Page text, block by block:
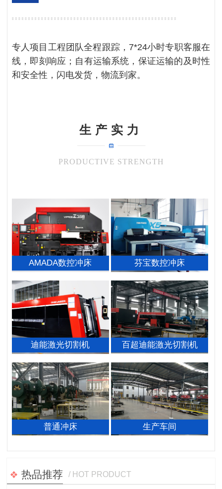
专人项目工程团队全程跟踪，7*24小时专职客服在
线，即刻响应；自有运输系统，保证运输的及时性
和安全性，闪电发货，物流到家。
生产实力
PRODUCTIVE STRENGTH
AMADA数控冲床 芬宝数控冲床
迪能激光切割机 百超迪能激光切割机
普通冲床 生产车间
热品推荐 / HOT PRODUCT